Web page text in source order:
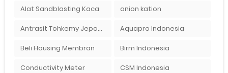
Alat Sandblasting Kaca anion kation
Antrasit Tohkemy Jepang Indonesia Aquapro Indonesia
Beli Housing Membran Birm Indonesia
Conductivity Meter CSM Indonesia